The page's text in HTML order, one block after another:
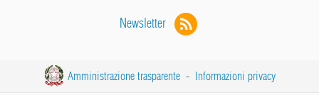
Newsletter
Amministrazione trasparente - Informazioni privacy